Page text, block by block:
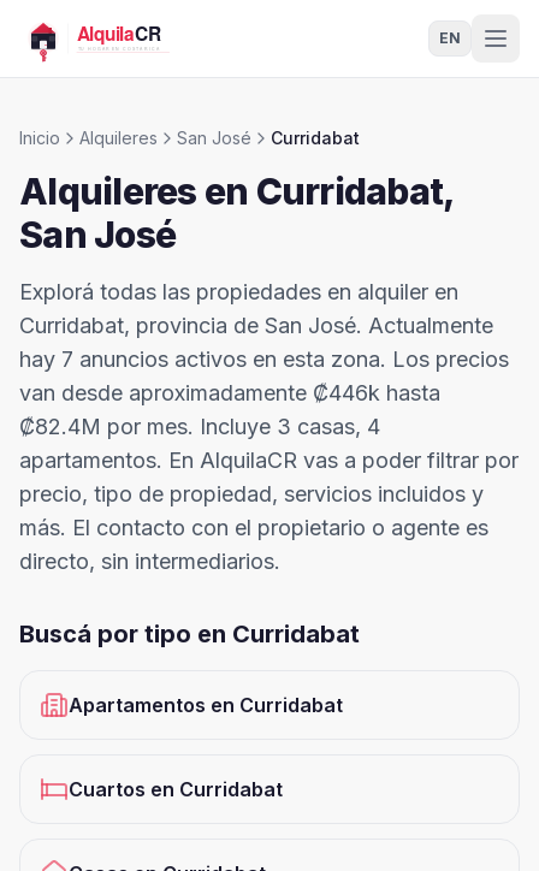
EN
Inicio Alquileres San José Curridabat
Alquileres en Curridabat,
San José
Explorá todas las propiedades en alquiler en
Curridabat, provincia de San José. Actualmente
hay 7 anuncios activos en esta zona. Los precios
van desde aproximadamente ₡446k hasta
₡82.4M por mes. Incluye 3 casas, 4
apartamentos. En AlquilaCR vas a poder filtrar por
precio, tipo de propiedad, servicios incluidos y
más. El contacto con el propietario o agente es
directo, sin intermediarios.
Buscá por tipo en Curridabat
Apartamentos en Curridabat
Cuartos en Curridabat